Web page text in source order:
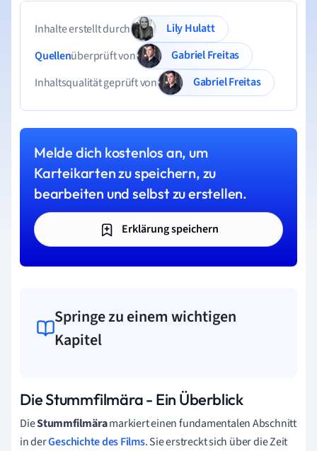
Inhalte erstellt durch
Lily Hulatt
Quellenüberprüft von
Gabriel Freitas
Inhaltsqualität geprüft von
Gabriel Freitas
Melde dich kostenlos an, um
Karteikarten zu speichern, zu
bearbeiten und selbst zu erstellen.
Erklärung speichern
Springe zu einem wichtigen
Kapitel
Die Stummfilmära - Ein Überblick
DieStummfilmäramarkiert einen fundamentalen Abschnitt
in derGeschichte des Films. Sie erstreckt sich über die Zeit